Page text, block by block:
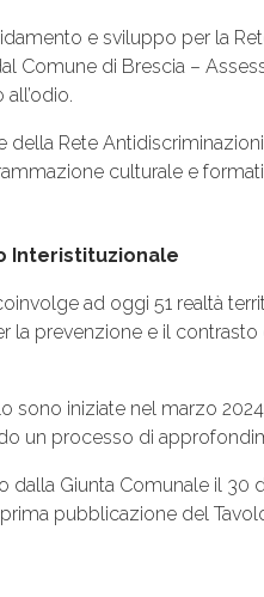
e sviluppo per la
Comune di Brescia –
della Rete
culturale e
Interistituzionale
ad oggi 51 realtà
la prevenzione e il
sono iniziate nel marzo
un processo di
Giunta Comunale il
pubblicazione del